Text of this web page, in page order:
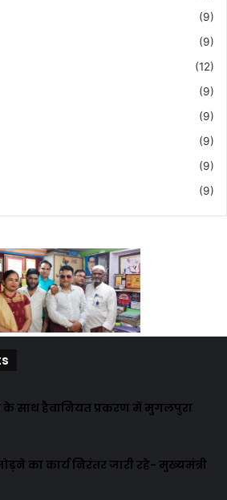
(9)
(9)
(12)
(9)
(9)
(9)
(9)
(9)
के साथ हैवानियत प्रकरण में मुगलपुरा
का कार्य निरंतर जारी रहे- मुख्यमंत्री